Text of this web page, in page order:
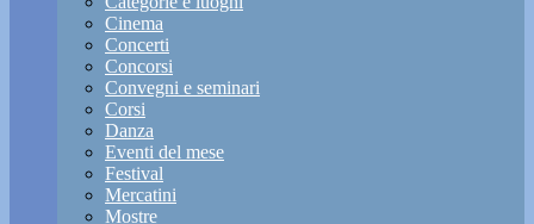
Cinema
Concerti
Concorsi
Convegni e seminari
Corsi
Danza
Eventi del mese
Festival
Mercatini
Mostre